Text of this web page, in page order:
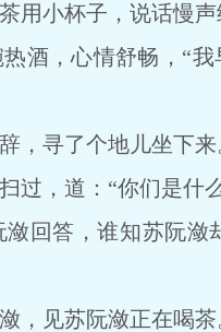
用小杯子，说话慢
，心情舒畅，“我
寻了个地儿坐下来
，道：“你们是什
答，谁知苏阮潋
见苏阮潋正在喝茶